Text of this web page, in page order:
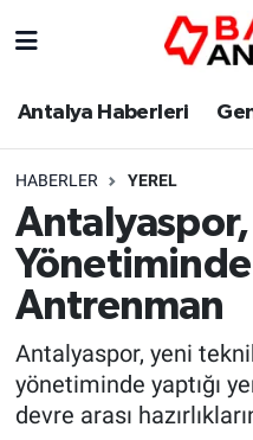
Antalya Haberleri
HABERLER YEREL
Antrenman
Antalyaspor, yeni
yönetiminde yaptığı
devre arası